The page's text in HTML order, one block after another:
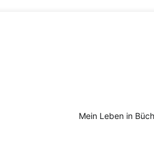
Mein Leben in